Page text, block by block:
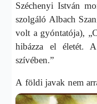
Széchenyi István
szolgáló Albach
volt a gyóntatója),
hibázza el életét.
szívében.”
A földi javak nem